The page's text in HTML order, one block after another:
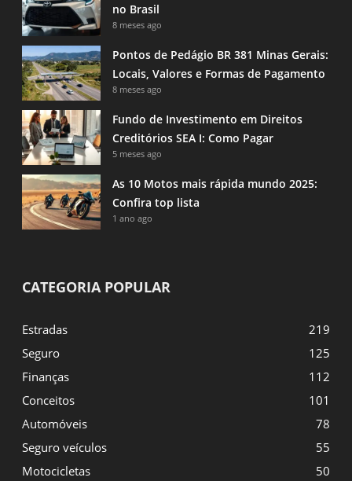
no Brasil
8 meses ago
Pontos de Pedágio BR 381 Minas Gerais:
Locais, Valores e Formas de Pagamento
8 meses ago
Fundo de Investimento em Direitos
Creditórios SEA I: Como Pagar
5 meses ago
As 10 Motos mais rápida mundo 2025:
Confira top lista
1 ano ago
CATEGORIA POPULAR
Estradas
219
Seguro
125
Finanças
112
Conceitos
101
Automóveis
78
Seguro veículos
55
Motocicletas
50